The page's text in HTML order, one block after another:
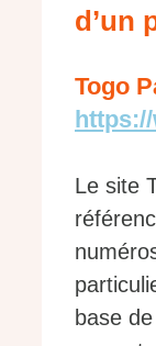
d’un
Togo
Le site
base